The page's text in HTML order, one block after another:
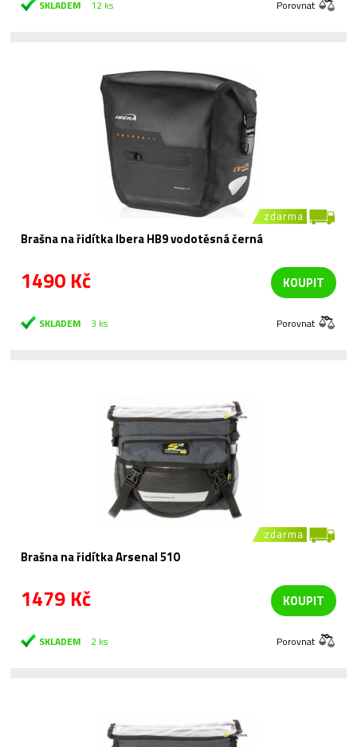
SKLADEM 12 ks Porovnat
zdarma
Brašna na řidítka Ibera HB9 vodotěsná černá
1490 Kč KOUPIT
SKLADEM 3 ks Porovnat
zdarma
Brašna na řidítka Arsenal 510
1479 Kč KOUPIT
SKLADEM 2 ks Porovnat